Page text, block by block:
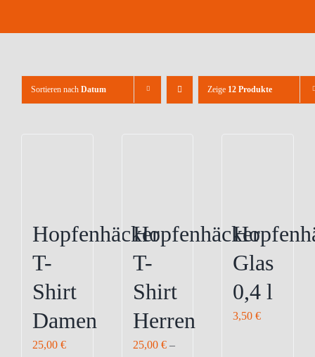
Sortieren nach Datum Zeige 12 Produkte
Hopfenhäcker
T-
Shirt
Damen
25,00 €
Hopfenhäcker
T-
Shirt
Herren
25,00 €–
Glas
0,4 l
3,50€